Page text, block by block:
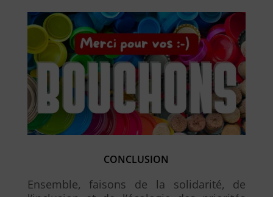
CONCLUSION
Ensemble, faisons de la solidarité, de